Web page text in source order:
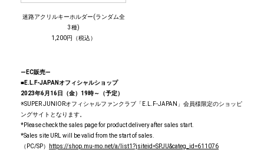
迷路アクリルキーホルダー(ランダム全
3種)
1,200円（税込）
―EC販売―
■E.L.F-JAPANオフィシャルショップ
2023年6月16日（金）19時～（予定）
※SUPER JUNIORオフィシャルファンクラブ「E.L.F-JAPAN」会員様限定のショッピ
ングサイトとなります。
*Please check the sales page for product delivery after sales start.
*Sales site URL will be valid from the start of sales.
（PC/SP）
https://shop.mu-mo.net/a/list1?jsiteid=SPJU&categ_id=611076